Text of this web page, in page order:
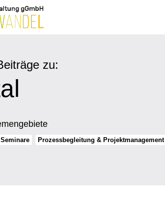
zu:
Prozessbegleitung & Projektmanagement